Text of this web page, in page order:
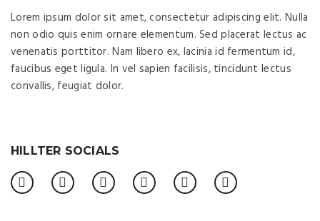
Lorem ipsum dolor sit amet, consectetur adipiscing elit. Nulla
non odio quis enim ornare elementum. Sed placerat lectus ac
venenatis porttitor. Nam libero ex, lacinia id fermentum id,
faucibus eget ligula. In vel sapien facilisis, tincidunt lectus
convallis, feugiat dolor.
HILLTER SOCIALS